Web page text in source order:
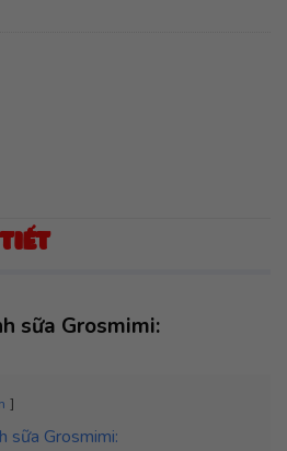
sữa Grosmimi:
sữa Grosmimi: